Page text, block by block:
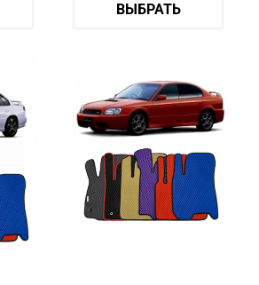
ВЫБРАТЬ